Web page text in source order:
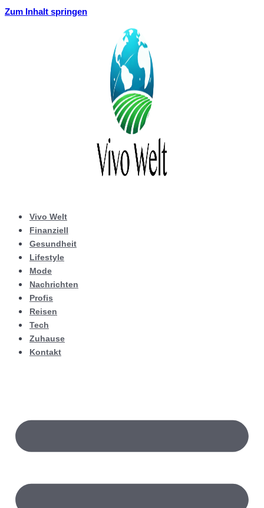
Zum Inhalt springen
Vivo Welt
Finanziell
Gesundheit
Lifestyle
Mode
Nachrichten
Profis
Reisen
Tech
Zuhause
Kontakt